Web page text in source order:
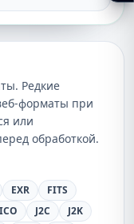
Редкие
форматы при
или
обработкой.
EXR
FITS
ICO J2C
J2K